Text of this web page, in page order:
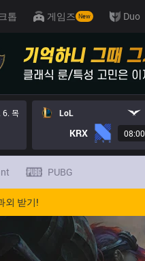
톱 게임즈 New Duo
6. 목 LoL
KRX 08:00
PUBG
외 받기!